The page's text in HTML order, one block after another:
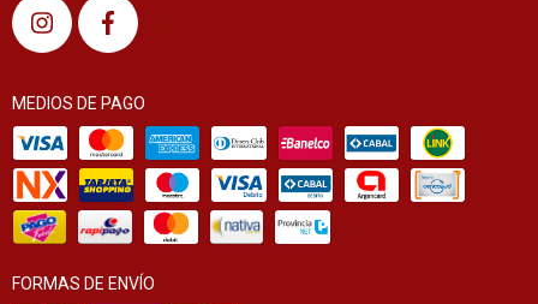
MEDIOS DE PAGO
FORMAS DE ENVÍO